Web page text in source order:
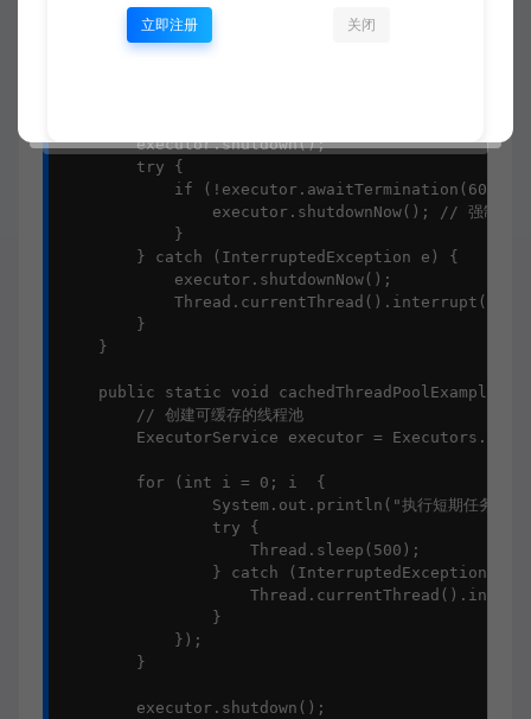
                }
            });
        executor.shutdown();
        try {
if (!executor.awaitTermination(60,
                executor.shutdownNow(); // 强制关闭
            }
        } catch (InterruptedException e) {
            executor.shutdownNow();
            Thread.currentThread().interrupt();
        }
    }
public static void cachedThreadPoolExample()
        // 创建可缓存的线程池
ExecutorService executor =
        for (int i = 0; i  {
System.out.println("执行短期任务
                try {
                    Thread.sleep(500);
} catch (InterruptedException e)
                }
            });
        }
        executor.shutdown();
立即注册 关闭